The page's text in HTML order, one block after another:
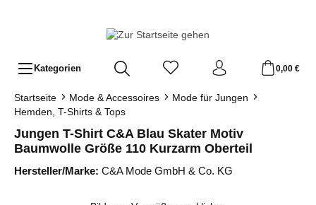
Kategorien 0,00 €
Startseite Mode & Accessoires
Mode für Jungen
Hemden, T-Shirts & Tops
Jungen T-Shirt C&A Blau Skater Motiv
Baumwolle Größe 110 Kurzarm Oberteil
Hersteller/Marke: C&A Mode GmbH & Co. KG